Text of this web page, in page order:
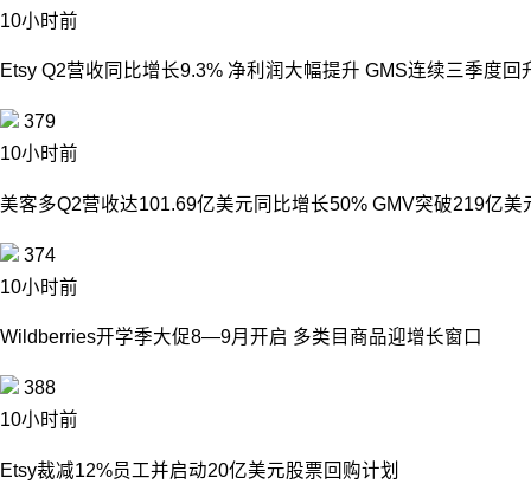
10小时前
Etsy Q2营收同比增长9.3% 净利润大幅提升 GMS连续三季度回
379
10小时前
美客多Q2营收达101.69亿美元同比增长50% GMV突破219亿美
374
10小时前
Wildberries开学季大促8—9月开启 多类目商品迎增长窗口
388
10小时前
Etsy裁减12%员工并启动20亿美元股票回购计划